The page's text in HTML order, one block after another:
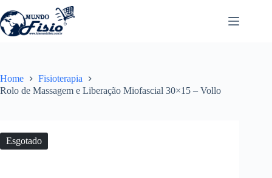
para
o
conteúdo
Home
Fisioterapia
Rolo de Massagem e Liberação Miofascial 30×15 – Vollo
Esgotado